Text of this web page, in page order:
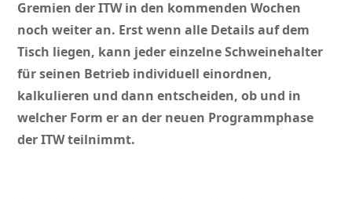
Gremien der ITW in den kommenden Wochen
noch weiter an. Erst wenn alle Details auf dem
Tisch liegen, kann jeder einzelne Schweinehalter
für seinen Betrieb individuell einordnen,
kalkulieren und dann entscheiden, ob und in
welcher Form er an der neuen Programmphase
der ITW teilnimmt.